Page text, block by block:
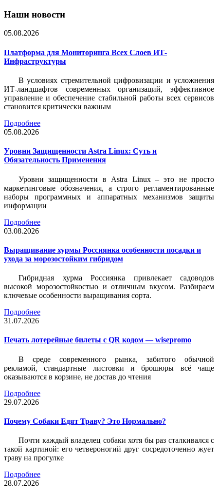
Наши новости
05.08.2026
Платформа для Мониторинга Всех Слоев ИТ-
Инфраструктуры
В условиях стремительной цифровизации и усложнения
ИТ-ландшафтов современных организаций, эффективное
управление и обеспечение стабильной работы всех сервисов
становится критически важным
Подробнее
05.08.2026
Уровни Защищенности Astra Linux: Суть и
Обязательность Применения
Уровни защищенности в Astra Linux – это не просто
маркетинговые обозначения, а строго регламентированные
наборы программных и аппаратных механизмов защиты
информации
Подробнее
03.08.2026
Выращивание хурмы Россиянка особенности посадки и
ухода за морозостойким гибридом
Гибридная хурма Россиянка привлекает садоводов
высокой морозостойкостью и отличным вкусом. Разбираем
ключевые особенности выращивания сорта.
Подробнее
31.07.2026
Печать лотерейные билеты c QR кодом — wisepromo
В среде современного рынка, забитого обычной
рекламой, стандартные листовки и брошюры всё чаще
оказываются в корзине, не достав до чтения
Подробнее
29.07.2026
Почему Собаки Едят Траву? Это Нормально?
Почти каждый владелец собаки хотя бы раз сталкивался с
такой картиной: его четвероногий друг сосредоточенно жует
траву на прогулке
Подробнее
28.07.2026